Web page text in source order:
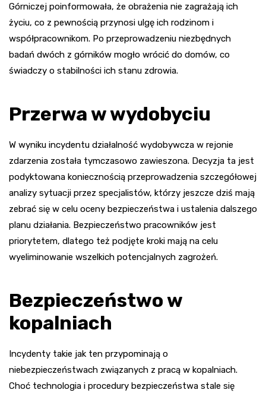
Górniczej poinformowała, że obrażenia nie zagrażają ich
życiu, co z pewnością przynosi ulgę ich rodzinom i
współpracownikom. Po przeprowadzeniu niezbędnych
badań dwóch z górników mogło wrócić do domów, co
świadczy o stabilności ich stanu zdrowia.
Przerwa w wydobyciu
W wyniku incydentu działalność wydobywcza w rejonie
zdarzenia została tymczasowo zawieszona. Decyzja ta jest
podyktowana koniecznością przeprowadzenia szczegółowej
analizy sytuacji przez specjalistów, którzy jeszcze dziś mają
zebrać się w celu oceny bezpieczeństwa i ustalenia dalszego
planu działania. Bezpieczeństwo pracowników jest
priorytetem, dlatego też podjęte kroki mają na celu
wyeliminowanie wszelkich potencjalnych zagrożeń.
Bezpieczeństwo w
kopalniach
Incydenty takie jak ten przypominają o
niebezpieczeństwach związanych z pracą w kopalniach.
Choć technologia i procedury bezpieczeństwa stale się